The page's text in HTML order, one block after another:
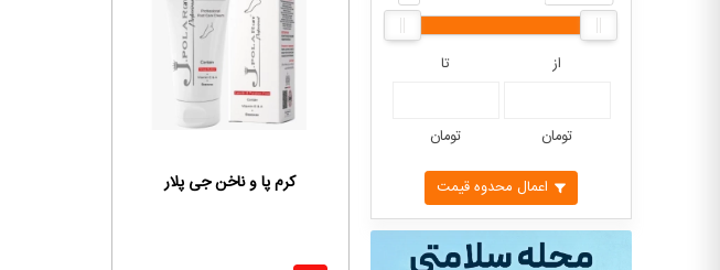
از
تومان
تا
تومان
اعمال محدوه قیمت کرم پا و ناخن جی پلار